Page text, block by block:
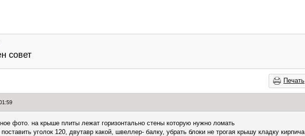
совет
Печать
фото. на крыше плиты лежат горизонтально стены которую нужно ломать
уголок 120, двутавр какой, швеллер- балку, убрать блоки не трогая крышу кладку кирпича